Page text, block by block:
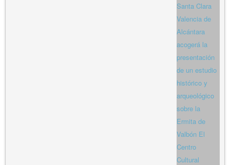
Santa Clara
Valencia de
Alcántara
acogerá la
presentación
de un estudio
histórico y
arqueológico
sobre la
Ermita de
Valbón El
Centro
Cultural